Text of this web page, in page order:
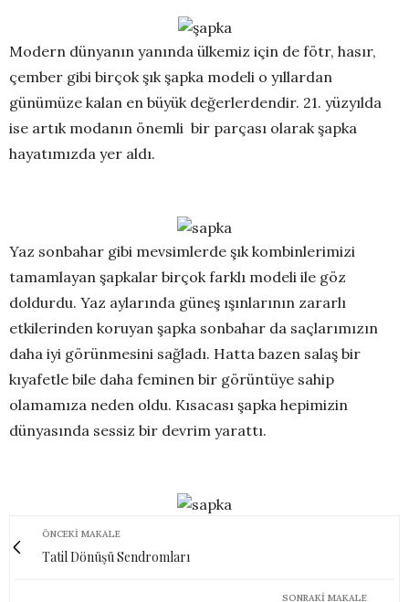
Modern dünyanın yanında ülkemiz için de fötr, hasır,
çember gibi birçok şık şapka modeli o yıllardan
günümüze kalan en büyük değerlerdendir. 21. yüzyılda
ise artık modanın önemli bir parçası olarak şapka
hayatımızda yer aldı.
Yaz sonbahar gibi mevsimlerde şık kombinlerimizi
tamamlayan şapkalar birçok farklı modeli ile göz
doldurdu. Yaz aylarında güneş ışınlarının zararlı
etkilerinden koruyan şapka sonbahar da saçlarımızın
daha iyi görünmesini sağladı. Hatta bazen salaş bir
kıyafetle bile daha feminen bir görüntüye sahip
olamamıza neden oldu. Kısacası şapka hepimizin
dünyasında sessiz bir devrim yarattı.
ÖNCEKI MAKALE
Tatil Dönüşü Sendromları
SONRAKI MAKALE